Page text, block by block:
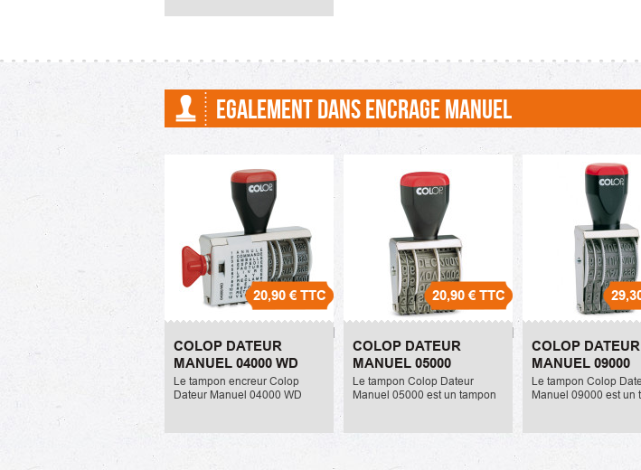
Encreur pour tampons bois,
EGALEMENT DANS ENCRAGE MANUEL
20,90 €TTC
COLOP DATEUR
MANUEL 04000 WD
Le tampon encreur Colop
Dateur Manuel 04000 WD
4mm de hauteur. Il permet
Colop Dateur Manuel
04000 WD
20,90 €
20,90 €TTC
COLOP DATEUR
MANUEL 05000
Le tampon Colop Dateur
Manuel 05000 est un tampon
unitaire est de 20.90 Euros
Colop Dateur Manuel
05000
20,90 €
COLOP DATEUR
MANUEL 09000
Le tampon Colop
Manuel 09000 est un
unitaire est de 29.30
Colop Dateur
09000
29,30 €